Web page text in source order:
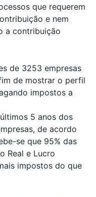
que requerem
e nem
a contribuição
de 3253 empresas
de mostrar o perfil
impostos a
5 anos dos
de acordo
se que 95% das
Real e Lucro
impostos do que